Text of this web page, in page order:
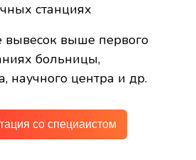
станциях
выше первого
больницы,
научного центра и др.
со специаистом